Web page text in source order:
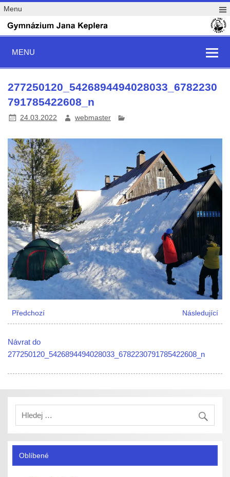
Menu
MENU
277250120_5426894494028033_6782230
791785422608_n
24.03.2022 webmaster
Předchozí Následující
Návrat do
277250120_5426894494028033_6782230791785422608_n
Oblíbené